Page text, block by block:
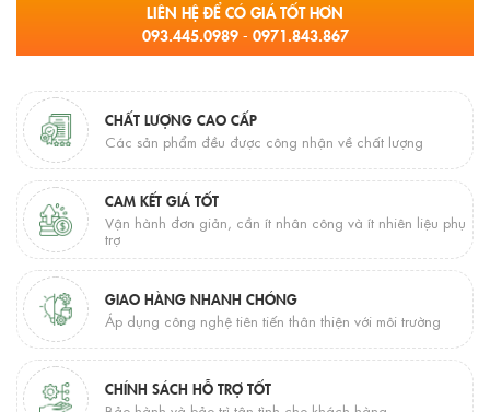
LIÊN HỆ ĐỂ CÓ GIÁ TỐT HƠN
093.445.0989 - 0971.843.867
CHẤT LƯỢNG CAO CẤP
Các sản phẩm đều được công nhận về chất lượng
CAM KẾT GIÁ TỐT
Vận hành đơn giản, cần ít nhân công và ít nhiên liệu phụ
trợ
GIAO HÀNG NHANH CHÓNG
Áp dụng công nghệ tiên tiến thân thiện với môi trường
CHÍNH SÁCH HỖ TRỢ TỐT